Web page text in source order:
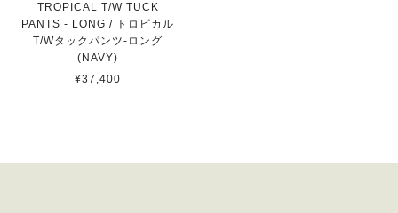
TROPICAL T/W TUCK
PANTS - LONG / トロピカル
T/Wタックパンツ-ロング
(NAVY)
¥37,400